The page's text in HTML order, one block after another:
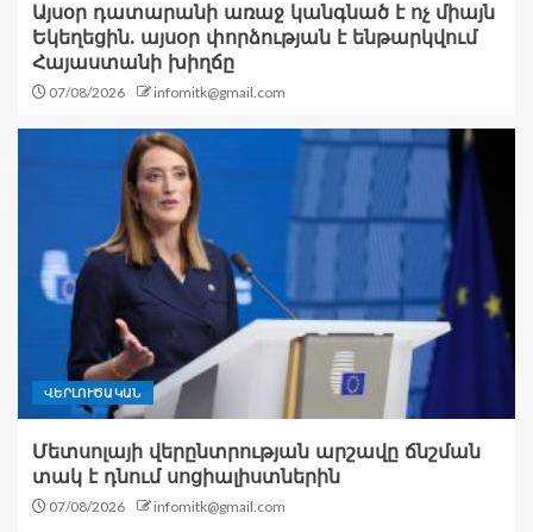
Այսօր դատարանի առաջ կանգնած է ոչ միայն
Եկեղեցին. այսօր փորձության է ենթարկվում
Հայաստանի խիղճը
07/08/2026 infomitk@gmail.com
ՎԵՐԼՈՒԾԱԿԱՆ
Մետսոլայի վերընտրության արշավը ճնշման
տակ է դնում սոցիալիստներին
07/08/2026 infomitk@gmail.com